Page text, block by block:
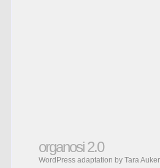
organosi 2.0
WordPress adaptation by Tara